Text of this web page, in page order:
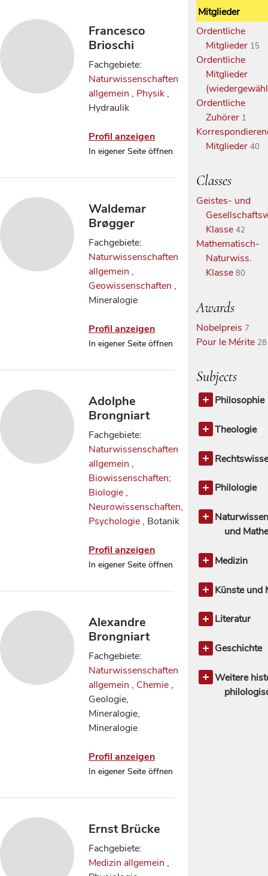
Francesco
Brioschi
Fachgebiete:
Naturwissenschaften
allgemein , Physik ,
Hydraulik
Profil anzeigen
In eigener Seite öffnen
Waldemar
Brøgger
Fachgebiete:
Naturwissenschaften
allgemein ,
Geowissenschaften ,
Mineralogie
Profil anzeigen
In eigener Seite öffnen
Adolphe
Brongniart
Fachgebiete:
Naturwissenschaften
allgemein ,
Biowissenschaften;
Biologie ,
Neurowissenschaften,
Psychologie , Botanik
Profil anzeigen
In eigener Seite öffnen
Alexandre
Brongniart
Fachgebiete:
Naturwissenschaften
allgemein , Chemie ,
Geologie,
Mineralogie,
Mineralogie
Profil anzeigen
In eigener Seite öffnen
Ernst Brücke
Fachgebiete:
Medizin allgemein ,
Mitglieder
Ordentliche
Mitglieder 15
Ordentliche
Mitglieder
Ordentliche
Zuhörer 1
Mitglieder 40
Classes
Geistes- und
Klasse 42
Mathematisch-
Naturwiss.
Klasse 80
Awards
Nobelpreis 7
Pour le Mérite 28
Subjects
Philosophie
Theologie
allgemein
Philologie
Klassische
Linguistik,
und
allgemein
Biologie4
Medizin
Künste und
allgemein
Literatur
Geschichte
Archäologie
Geschichte
Weitere